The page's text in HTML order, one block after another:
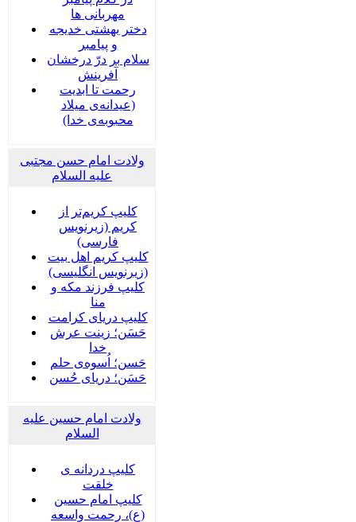
مهربانی ها
دختر بهشتی خدیجه
و پیامبر
سلام بر درّ درخشان
آفرینش
رحمت تا ابدیت
(عیدانه‌ی میلاد
محبوبه‌ی خدا)
ولادت امام حسن مجتبی
علیه السلام
کلیپ کریم‌تر از
کریم (زیرنویس
فارسی)
کلیپ کریم اهل بیت
(زیرنویس انگلیسی)
کلیپ فرزند مکه و
منا
کلیپ دریای کرامت
حَسَن؛ زینت عرش
خدا
حَسن؛ اُسوه‌ی حلم
حَسَن؛ دریای حُسن
ولادت امام حسین علیه
السلام
کلیپ دردانه ی
خلقت
کلیپ امام حسین
(ع)، رحمت واسعه